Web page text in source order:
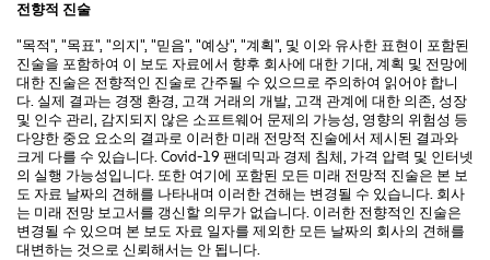
전향적 진술
"목적", "목표", "의지", "믿음", "예상", "계획", 및 이와 유사한 표현이 포함된
진술을 포함하여 이 보도 자료에서 향후 회사에 대한 기대, 계획 및 전망에
대한 진술은 전향적인 진술로 간주될 수 있으므로 주의하여 읽어야 합니
다. 실제 결과는 경쟁 환경, 고객 거래의 개발, 고객 관계에 대한 의존, 성장
및 인수 관리, 감지되지 않은 소프트웨어 문제의 가능성, 영향의 위험성 등
다양한 중요 요소의 결과로 이러한 미래 전망적 진술에서 제시된 결과와
크게 다를 수 있습니다. Covid-19 팬데믹과 경제 침체, 가격 압력 및 인터넷
의 실행 가능성입니다. 또한 여기에 포함된 모든 미래 전망적 진술은 본 보
도 자료 날짜의 견해를 나타내며 이러한 견해는 변경될 수 있습니다. 회사
는 미래 전망 보고서를 갱신할 의무가 없습니다. 이러한 전향적인 진술은
변경될 수 있으며 본 보도 자료 일자를 제외한 모든 날짜의 회사의 견해를
대변하는 것으로 신뢰해서는 안 됩니다.